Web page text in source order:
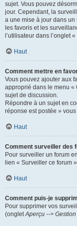
sujet. Vous pouvez
jour. Cependant, la
a une mise à jour dans
les favoris et les
l’utilisateur dans l’onglet
Haut
Comment mettre en
Vous pouvez ajouter aux
approprié dans le menu «
sujet de discussion.
Répondre à un sujet en
réponse est postée »
Haut
Comment surveiller des
Pour surveiller un forum
lien « Surveiller ce forum
Haut
Comment puis-je
Pour supprimer vos
(ongletAperçu -->